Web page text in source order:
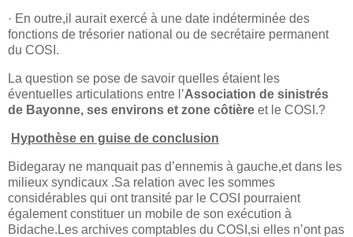
· En outre,il aurait exercé à une date indéterminée des
fonctions de trésorier national ou de secrétaire permanent
du COSI.
La question se pose de savoir quelles étaient les
éventuelles articulations entre l’Association de sinistrés
de Bayonne, ses environs et zone côtière et le COSI.?
Hypothèse en guise de conclusion
Bidegaray ne manquait pas d’ennemis à gauche,et dans les
milieux syndicaux .Sa relation avec les sommes
considérables qui ont transité par le COSI pourraient
également constituer un mobile de son exécution à
Bidache.Les archives comptables du COSI,si elles n’ont pas